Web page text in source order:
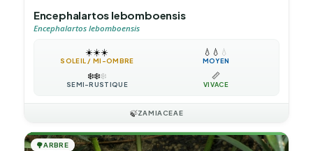
Encephalartos lebomboensis
Encephalartos lebomboensis
☀️☀️☀️
SOLEIL / MI-OMBRE
💧 💧 💧
MOYEN
❄️❄️❄️
SEMI-RUSTIQUE
📏
VIVACE
🍃ZAMIACEAE
🌳ARBRE